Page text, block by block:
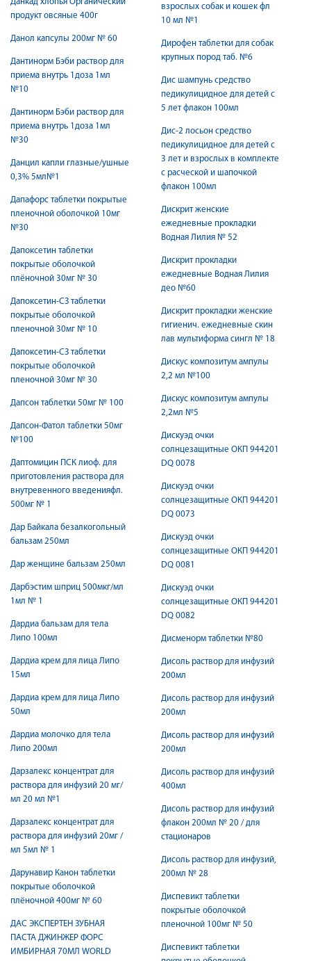
продукт овсяные 400г
Данол капсулы 200мг № 60
Дантинорм Бэби раствор для
приема внутрь 1доза 1мл
№10
Дантинорм Бэби раствор для
приема внутрь 1доза 1мл
№30
Данцил капли глазные/ушные
0,3% 5мл№1
Дапафорс таблетки покрытые
пленочной оболочкой 10мг
№30
Дапоксетин таблетки
покрытые оболочкой
плёночной 30мг № 30
Дапоксетин-СЗ таблетки
покрытые оболочкой
пленочной 30мг № 10
Дапоксетин-СЗ таблетки
покрытые оболочкой
пленочной 30мг № 30
Дапсон таблетки 50мг № 100
Дапсон-Фатол таблетки 50мг
№100
Даптомицин ПСК лиоф. для
приготовления раствора для
внутревенного введенияфл.
500мг № 1
Дар Байкала безалкогольный
бальзам 250мл
Дар женщине бальзам 250мл
Дарбэстим шприц 500мкг/мл
1мл № 1
Дардиа бальзам для тела
Липо 100мл
Дардиа крем для лица Липо
15мл
Дардиа крем для лица Липо
50мл
Дардиа молочко для тела
Липо 200мл
Дарзалекс концентрат для
раствора для инфузий 20 мг/
мл 20 мл №1
Дарзалекс концентрат для
раствора для инфузий 20мг /
мл 5мл № 1
Дарунавир Канон таблетки
покрытые оболочкой
плёночной 400мг № 60
ДАС ЭКСПЕРТЕН ЗУБНАЯ
ПАСТА ДЖИНЖЕР ФОРС
ИМБИРНАЯ 70МЛ WORLD
взрослых собак и кошек фл
10 мл №1
Дирофен таблетки для собак
крупных пород таб. №6
Дис шампунь средство
педикулицидное для детей с
5 лет флакон 100мл
Дис-2 лосьон средство
педикулицидное для детей с
3 лет и взрослых в комплекте
с расческой и шапочкой
флакон 100мл
Дискрит женские
ежедневные прокладки
Водная Лилия № 52
Дискрит прокладки
ежедневные Водная Лилия
део №60
Дискрит прокладки женские
гигиенич. ежедневные скин
лав мультиформа сингл № 18
Дискус композитум ампулы
2,2 мл №100
Дискус композитум ампулы
2,2мл №5
Дискуэд очки
солнцезащитные ОКП 944201
DQ 0078
Дискуэд очки
солнцезащитные ОКП 944201
DQ 0073
Дискуэд очки
солнцезащитные ОКП 944201
DQ 0081
Дискуэд очки
солнцезащитные ОКП 944201
DQ 0082
Дисменорм таблетки №80
Дисоль раствор для инфузий
200мл
Дисоль раствор для инфузий
200мл
Дисоль раствор для инфузий
200мл
Дисоль раствор для инфузий
400мл
Дисоль раствор для инфузий
флакон 200мл № 20 / для
стационаров
Дисоль раствор для инфузий,
200мл № 28
Диспевикт таблетки
покрытые оболочкой
пленочной 100мг № 50
Диспевикт таблетки